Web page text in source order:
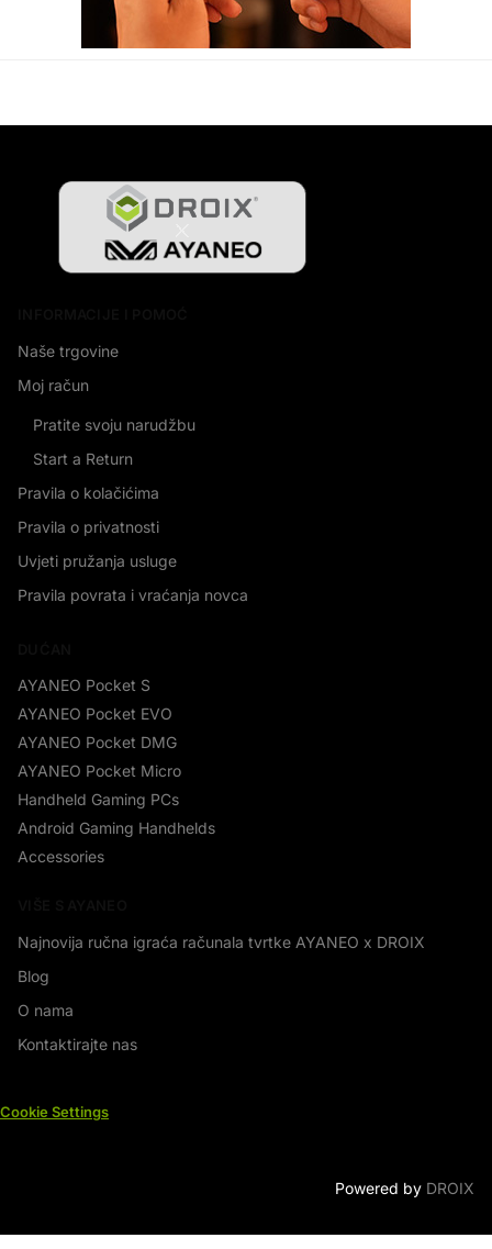
Naše trgovine
Moj račun
Pratite svoju narudžbu
Start a Return
Pravila o kolačićima
Pravila o privatnosti
Uvjeti pružanja usluge
Pravila povrata i vraćanja novca
AYANEO Pocket S
AYANEO Pocket EVO
AYANEO Pocket DMG
AYANEO Pocket Micro
Handheld Gaming PCs
Android Gaming Handhelds
Accessories
Najnovija ručna igraća računala tvrtke AYANEO x DROIX
Blog
O nama
Kontaktirajte nas
Cookie Settings
Powered by DROIX